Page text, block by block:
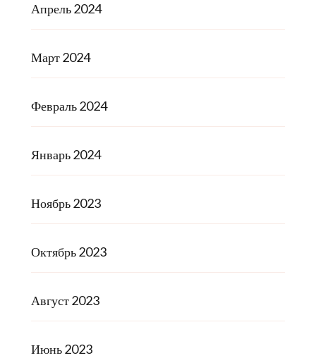
Апрель 2024
Март 2024
Февраль 2024
Январь 2024
Ноябрь 2023
Октябрь 2023
Август 2023
Июнь 2023